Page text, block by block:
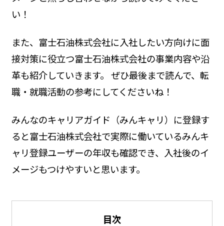
い！
また、富士石油株式会社に入社したい方向けに面
接対策に役立つ富士石油株式会社の事業内容や沿
革も紹介していきます。 ぜひ最後まで読んで、転
職・就職活動の参考にしてくださいね！
みんなのキャリアガイド（みんキャリ）に登録す
ると富士石油株式会社で実際に働いているみんキ
ャリ登録ユーザーの年収も確認でき、入社後のイ
メージもつけやすいと思います。
目次